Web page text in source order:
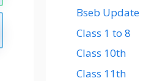
Bseb Update
Class 1 to 8
Class 10th
Class 11th